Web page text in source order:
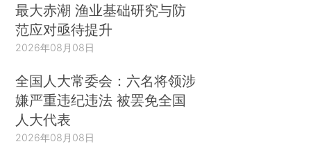
最大赤潮 渔业基础研究与防
范应对亟待提升
2026年08月08日
全国人大常委会：六名将领涉
嫌严重违纪违法 被罢免全国
人大代表
2026年08月08日